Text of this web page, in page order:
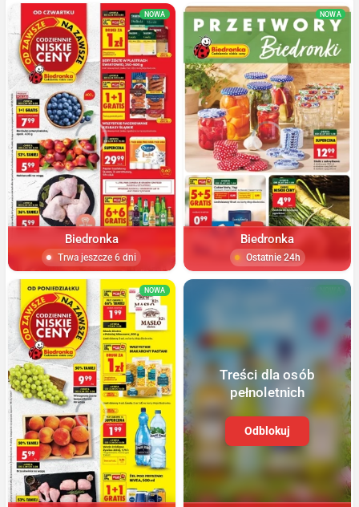
NOWA
Biedronka
Trwa jeszcze 6 dni
NOWA
Biedronka
Ostatnie 24h
NOWA
Treści dla osób
pełnoletnich
Odblokuj